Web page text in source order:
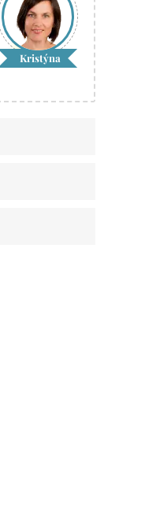
Kristýna